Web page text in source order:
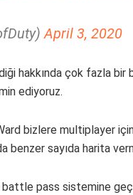
April 3, 2020
hakkında çok fazla bir
ediyoruz.
bizlere multiplayer
benzer sayıda harita
battle pass sistemine